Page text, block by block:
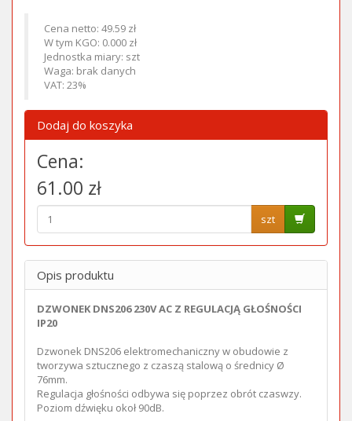
Cena netto: 49.59 zł
W tym KGO: 0.000 zł
Jednostka miary: szt
Waga: brak danych
VAT: 23%
Dodaj do koszyka
Cena:
61.00 zł
szt
Opis produktu
DZWONEK DNS206 230V AC Z REGULACJĄ GŁOŚNOŚCI
IP20
Dzwonek DNS206 elektromechaniczny w obudowie z
tworzywa sztucznego z czaszą stalową o średnicy Ø
76mm.
Regulacja głośności odbywa się poprzez obrót czaswzy.
Poziom dźwięku okoł 90dB.